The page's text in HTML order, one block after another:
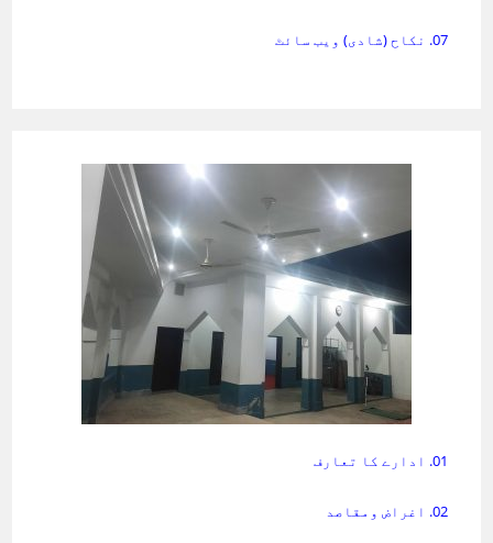
07. نکاح (شادی) ویب سائٹ
01. ادارے کا تعارف
02. اغراض ومقاصد